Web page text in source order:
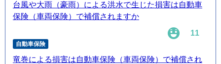
台風や大雨（豪雨）による洪水で生じた損害は自動車
保険（車両保険）で補償されますか
11
自動車保険
竜巻による損害は自動車保険（車両保険）で補償され